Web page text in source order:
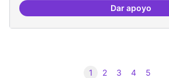
Dar apoyo
Iniciar
1 2 3 4 5